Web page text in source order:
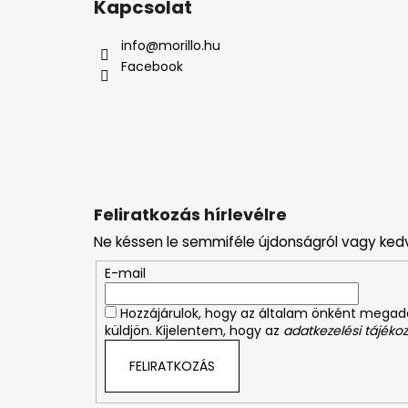
Feliratkozás hírlevélre
Ne késsen le semmiféle újdonságról vagy
E-mail
Hozzájárulok, hogy az általam önként
küldjön. Kijelentem, hogy az adatkezelési
FELIRATKOZÁS
Kapcsolat
info@morillo.hu
Facebook